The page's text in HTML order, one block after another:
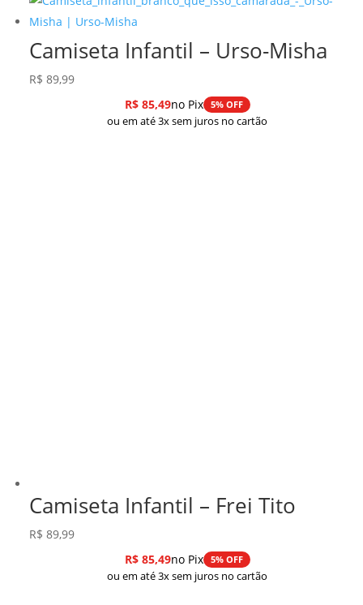
Camiseta Infantil – Urso-Misha
R$ 89,99
R$85,49no Pix 5% OFF
ou em até 3x sem juros no cartão
Camiseta Infantil – Frei Tito
R$ 89,99
R$85,49no Pix 5% OFF
ou em até 3x sem juros no cartão